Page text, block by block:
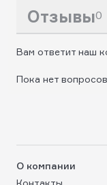
Отзывы0
Вам ответит наш
Пока нет вопросов
О компании
Контакты